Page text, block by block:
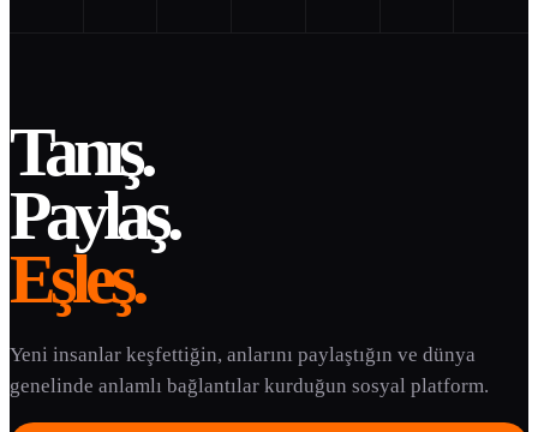
Tanış.
Paylaş.
Eşleş.
Yeni insanlar keşfettiğin, anlarını paylaştığın ve dünya
genelinde anlamlı bağlantılar kurduğun sosyal platform.